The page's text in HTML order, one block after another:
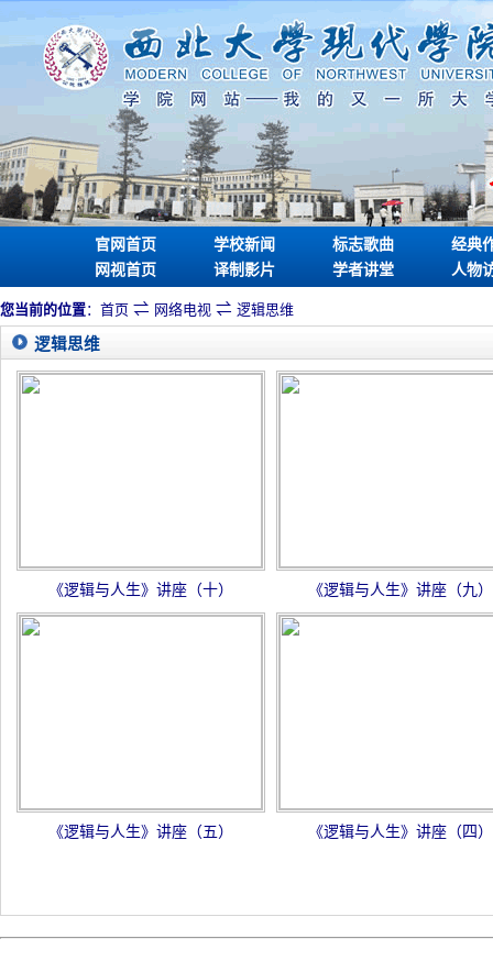
官网首页 学校新闻 标志歌曲
经典
网视首页
译制影片 学者讲堂 人物
您当前的位置： 首页 ⇌ 网络电视 ⇌ 逻辑思维
逻辑思维
《逻辑与人生》讲座（十） 《逻辑与人生》讲座（九）
《逻辑与人生》讲座（五） 《逻辑与人生》讲座（四）